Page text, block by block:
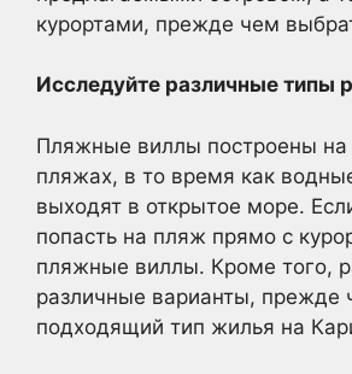
курортами, прежде чем
Исследуйте различные типы
Пляжные виллы построены на
пляжах, в то время как
выходят в открытое море.
попасть на пляж прямо с
пляжные виллы. Кроме того,
различные варианты, прежде
подходящий тип жилья на